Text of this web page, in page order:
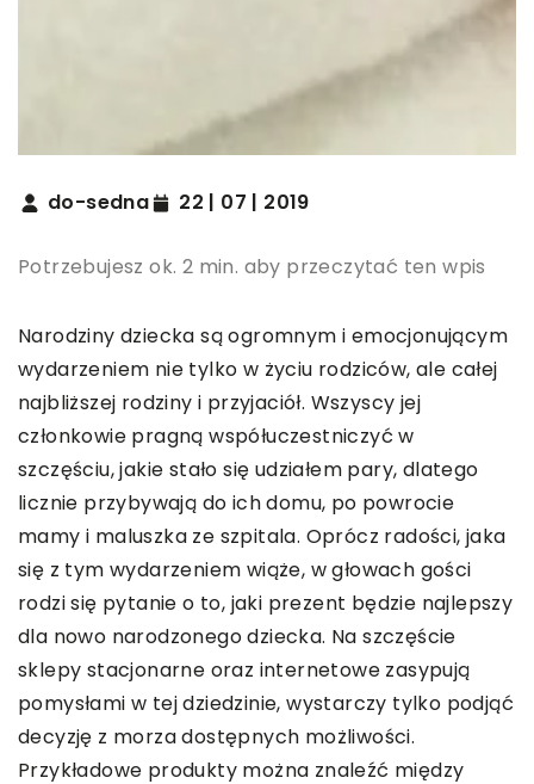
do-sedna 22 | 07 | 2019
Potrzebujesz ok. 2 min. aby przeczytać ten wpis
Narodziny dziecka są ogromnym i emocjonującym
wydarzeniem nie tylko w życiu rodziców, ale całej
najbliższej rodziny i przyjaciół. Wszyscy jej
członkowie pragną współuczestniczyć w
szczęściu, jakie stało się udziałem pary, dlatego
licznie przybywają do ich domu, po powrocie
mamy i maluszka ze szpitala. Oprócz radości, jaka
się z tym wydarzeniem wiąże, w głowach gości
rodzi się pytanie o to, jaki prezent będzie najlepszy
dla nowo narodzonego dziecka. Na szczęście
sklepy stacjonarne oraz internetowe zasypują
pomysłami w tej dziedzinie, wystarczy tylko podjąć
decyzję z morza dostępnych możliwości.
Przykładowe produkty można znaleźć między